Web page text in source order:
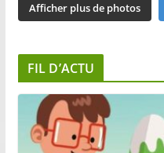
Afficher plus de photos
FIL D’ACTU